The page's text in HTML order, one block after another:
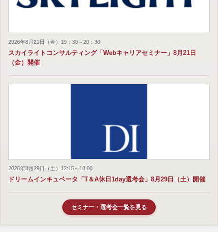
2026年8月21日（金）19：30～20：30
スカイライトコンサルティング「Webキャリアセミナー」8月21日
（金）開催
2026年8月29日（土）12:15～18:00
ドリームインキュベータ「T＆A休日1day選考会」8月29日（土）開催
セミナー・選考会一覧を見る